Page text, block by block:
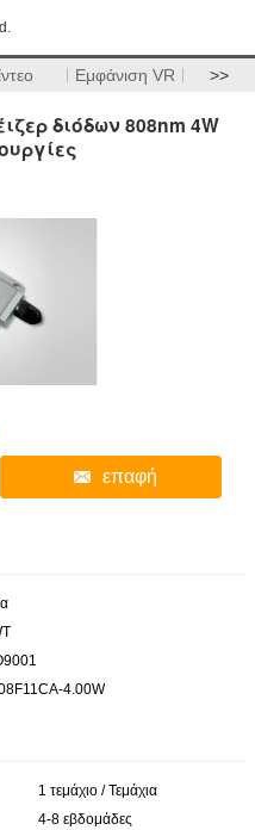
Εμφάνιση VR >>
διόδων 808nm 4W
επαφή
4.00W
1 τεμάχιο / Τεμάχια
4-8 εβδομάδες